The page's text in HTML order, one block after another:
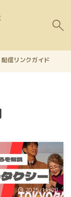
信リンクガイド
2025/11/28